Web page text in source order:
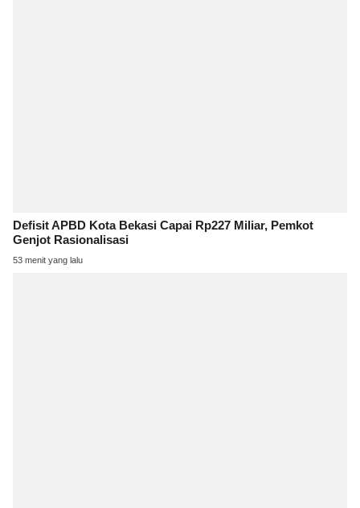
Defisit APBD Kota Bekasi Capai Rp227 Miliar, Pemkot
Genjot Rasionalisasi
53 menit yang lalu